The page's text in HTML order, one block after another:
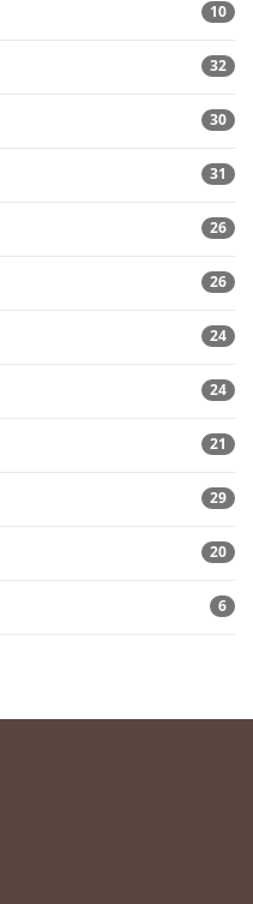
10
32
30
31
26
26
24
24
21
29
20
6